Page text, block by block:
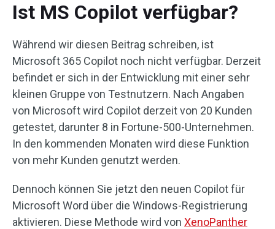
Ist MS Copilot verfügbar?
Während wir diesen Beitrag schreiben, ist
Microsoft 365 Copilot noch nicht verfügbar. Derzeit
befindet er sich in der Entwicklung mit einer sehr
kleinen Gruppe von Testnutzern. Nach Angaben
von Microsoft wird Copilot derzeit von 20 Kunden
getestet, darunter 8 in Fortune-500-Unternehmen.
In den kommenden Monaten wird diese Funktion
von mehr Kunden genutzt werden.
Dennoch können Sie jetzt den neuen Copilot für
Microsoft Word über die Windows-Registrierung
aktivieren. Diese Methode wird von XenoPanther